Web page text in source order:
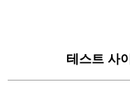
테스트 사